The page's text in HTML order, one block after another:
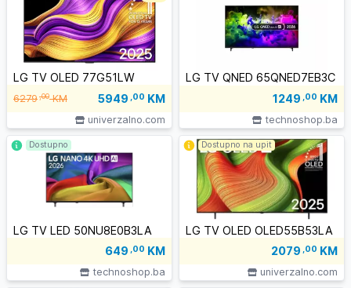
LG TV OLED 77G51LW
6279,00KM 5949 ,00 KM
univerzalno.com
LG TV QNED 65QNED7EB3C
1249 ,00 KM
technoshop.ba
LG TV LED 50NU8E0B3LA
649 ,00 KM
technoshop.ba
Dostupno
LG TV OLED OLED55B53LA
2079 ,00 KM
univerzalno.com
Dostupno na upit